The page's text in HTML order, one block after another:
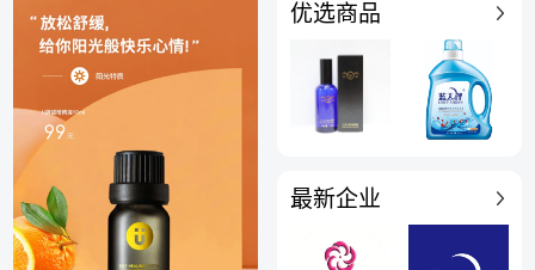
优选商品
最新企业